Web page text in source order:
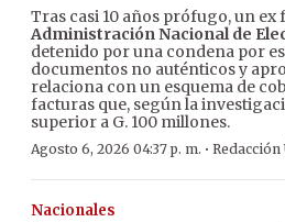
Tras casi 10 años prófugo, un
Administración Nacional de
detenido por una condena por
documentos no auténticos y
relaciona con un esquema de
facturas que, según la
superior a G. 100 millones.
Agosto 6, 2026 04:37 p. m. · Redacción
Nacionales